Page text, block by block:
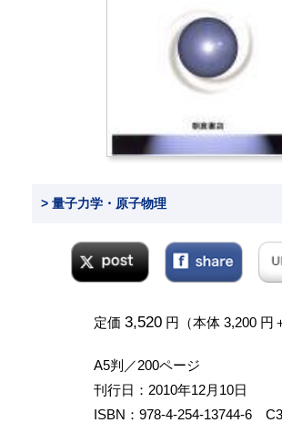
> 量子力学・原子物理
定価 3,520円（本体 3,200 円
A5判／200ページ
刊行日：2010年12月10日
ISBN：978-4-254-13744-6